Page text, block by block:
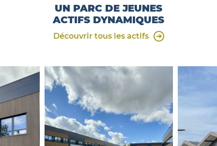
UN PARC DE JEUNES
ACTIFS DYNAMIQUES
Découvrir tous les actifs